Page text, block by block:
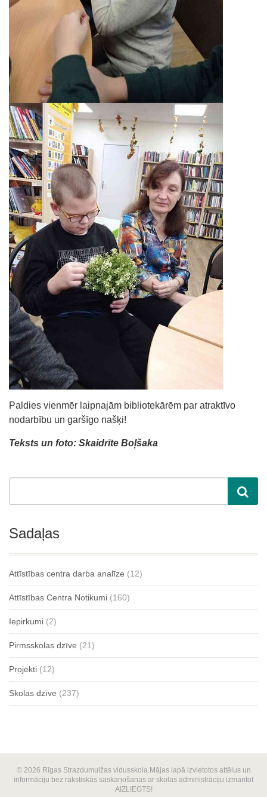
Paldies vienmēr laipnajām bibliotekārēm par atraktīvo
nodarbību un garšīgo našķi!
Teksts un foto: Skaidrīte Boļšaka
Sadaļas
Attīstības centra darba analīze (12)
Attīstības Centra Notikumi (160)
Iepirkumi (2)
Pirmsskolas dzīve (21)
Projekti (12)
Skolas dzīve (237)
© 2026 Rīgas Strazdumuižas vidusskola.Mājas lapā izvietotos attēlus un
informāciju bez rakstiskās saskaņošanas ar skolas administrāciju izmantot
AIZLIEGTS!